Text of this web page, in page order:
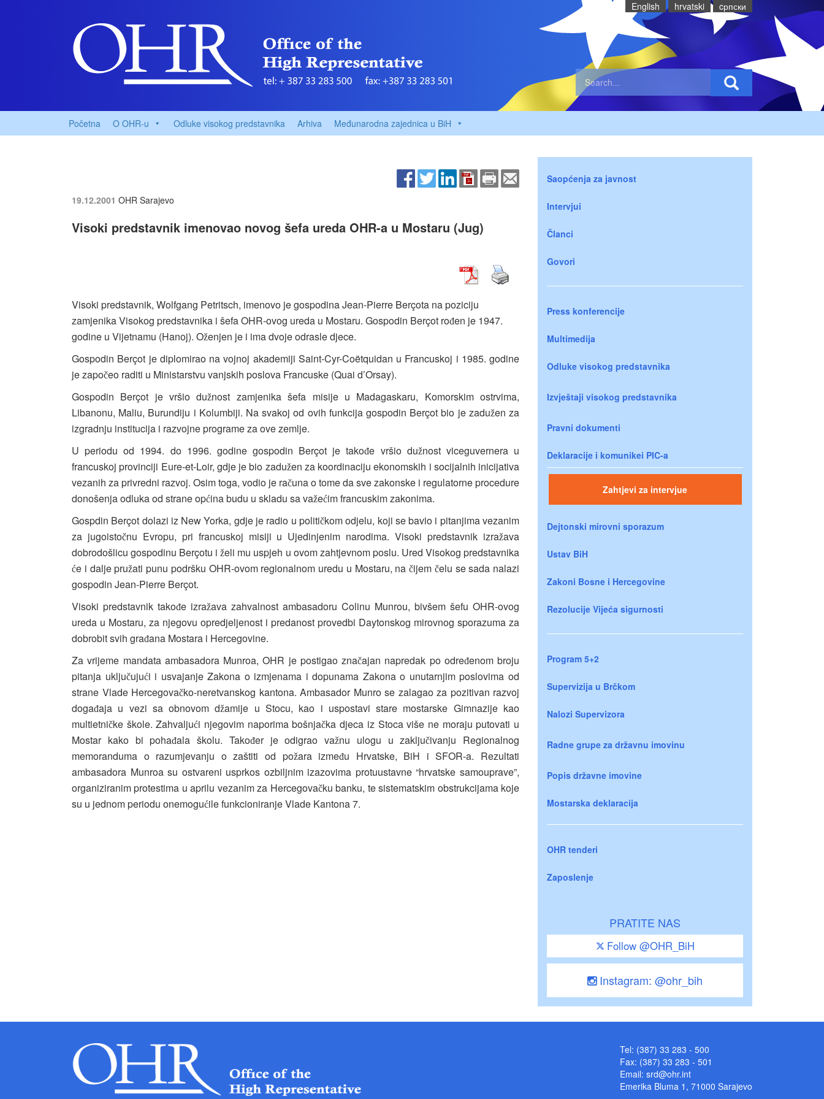
English hrvatski cрпски
Početna O OHR-u Odluke visokog predstavnika Arhiva Međunarodna zajednica u BiH
19.12.2001 OHR Sarajevo
Visoki predstavnik imenovao novog šefa ureda OHR-a u Mostaru (Jug)
Visoki predstavnik, Wolfgang Petritsch, imenovo je gospodina Jean-Pierre Berçota na poziciju
zamjenika Visokog predstavnika i šefa OHR-ovog ureda u Mostaru. Gospodin Berçot rođen je 1947.
godine u Vijetnamu (Hanoj). Oženjen je i ima dvoje odrasle djece.
Gospodin Berçot je diplomirao na vojnoj akademiji Saint-Cyr-Coëtquidan u Francuskoj i 1985. godine
je započeo raditi u Ministarstvu vanjskih poslova Francuske (Quai d’Orsay).
Gospodin Berçot je vršio dužnost zamjenika šefa misije u Madagaskaru, Komorskim ostrvima,
Libanonu, Maliu, Burundiju i Kolumbiji. Na svakoj od ovih funkcija gospodin Berçot bio je zadužen za
izgradnju institucija i razvojne programe za ove zemlje.
U periodu od 1994. do 1996. godine gospodin Berçot je takođe vršio dužnost viceguvernera u
francuskoj provinciji Eure-et-Loir, gdje je bio zadužen za koordinaciju ekonomskih i socijalnih inicijativa
vezanih za privredni razvoj. Osim toga, vodio je računa o tome da sve zakonske i regulatorne procedure
donošenja odluka od strane općina budu u skladu sa važećim francuskim zakonima.
Gospdin Berçot dolazi iz New Yorka, gdje je radio u političkom odjelu, koji se bavio i pitanjima vezanim
za jugoistočnu Evropu, pri francuskoj misiji u Ujedinjenim narodima. Visoki predstavnik izražava
dobrodošlicu gospodinu Berçotu iželi mu uspjeh u ovom zahtjevnom poslu. Ured Visokog predstavnika
će i dalje pružati punu podršku OHR-ovom regionalnom uredu u Mostaru, na čijem čelu se sada nalazi
gospodin Jean-Pierre Berçot.
Visoki predstavnik takođe izražava zahvalnost ambasadoru Colinu Munrou, bivšem šefu OHR-ovog
ureda u Mostaru, za njegovu opredjeljenost i predanost provedbi Daytonskog mirovnog sporazuma za
dobrobit svih građana Mostara i Hercegovine.
Za vrijeme mandata ambasadora Munroa, OHR je postigao značajan napredak po određenom broju
pitanja uključujući i usvajanje Zakona o izmjenama i dopunama Zakona o unutarnjim poslovima od
strane Vlade Hercegovačko-neretvanskog kantona. Ambasador Munro se zalagao za pozitivan razvoj
događaja u vezi sa obnovom džamije u Stocu, kao i uspostavi stare mostarske Gimnazije kao
multietničke škole. Zahvaljući njegovim naporima bošnjačka djeca iz Stoca više ne moraju putovati u
Mostar kako bi pohađala školu. Također je odigrao važnu ulogu u zaključivanju Regionalnog
memoranduma o razumjevanju o zaštiti od požara između Hrvatske, BiH i SFOR-a. Rezultati
ambasadora Munroa su ostvareni usprkos ozbiljnim izazovima protuustavne “hrvatske samouprave”,
organiziranim protestima u aprilu vezanim za Hercegovačku banku, te sistematskim obstrukcijama koje
su u jednom periodu onemogućile funkcioniranje Vlade Kantona 7.
Saopćenja za javnost
Intervjui
Članci
Govori
Press konferencije
Multimedija
Odluke visokog predstavnika
Izvještaji visokog predstavnika
Pravni dokumenti
Deklaracije i komunikei PIC-a
Zahtjevi za intervjue
Dejtonski mirovni sporazum
Ustav BiH
Zakoni Bosne i Hercegovine
Rezolucije Vijeća sigurnosti
Program 5+2
Supervizija u Brčkom
Nalozi Supervizora
Radne grupe za državnu imovinu
Popis državne imovine
Mostarska deklaracija
OHR tenderi
Zaposlenje
PRATITE NAS
Follow @OHR_BiH
Instagram: @ohr_bih
Tel: (387) 33 283 - 500
Fax: (387) 33 283 - 501
Email: srd@ohr.int
Emerika Bluma 1, 71000 Sarajevo